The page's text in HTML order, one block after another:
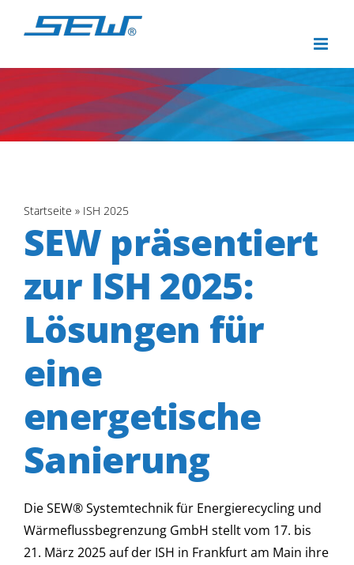
Inhalt
Startseite » ISH 2025
SEW präsentiert
zur ISH 2025:
Lösungen für
eine
energetische
Sanierung
Die SEW® Systemtechnik für Energierecycling und
Wärmeflussbegrenzung GmbH stellt vom 17. bis
21. März 2025 auf der ISH in Frankfurt am Main ihre